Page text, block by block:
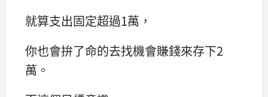
就算支出固定超過1萬，
你也會拚了命的去找機會賺錢來存下2
萬。